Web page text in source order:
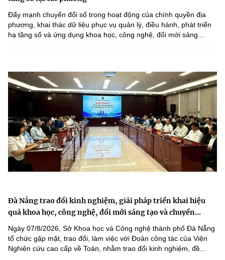
Đẩy mạnh chuyển đổi số trong hoạt động của chính quyền địa
phương, khai thác dữ liệu phục vụ quản lý, điều hành, phát triển
hạ tầng số và ứng dụng khoa học, công nghệ, đổi mới sáng...
Đà Nẵng trao đổi kinh nghiệm, giải pháp triển khai hiệu
quả khoa học, công nghệ, đổi mới sáng tạo và chuyển...
Ngày 07/8/2026, Sở Khoa học và Công nghệ thành phố Đà Nẵng
tổ chức gặp mặt, trao đổi, làm việc với Đoàn công tác của Viện
Nghiên cứu cao cấp về Toán, nhằm trao đổi kinh nghiệm, đề...